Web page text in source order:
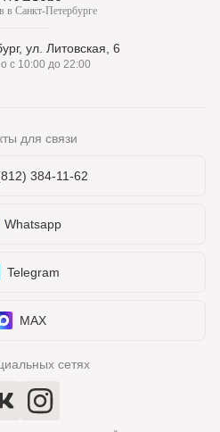
в Санкт-Петербурге
ул. Литовская, 6
с 10:00 до 22:00
для связи
384-11-62
Whatsapp
Telegram
MAX
сетях